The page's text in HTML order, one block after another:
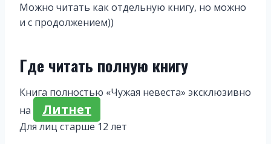
Можно читать как отдельную книгу, но можно
и с продолжением))
Где читать полную книгу
Книга полностью «Чужая невеста» эксклюзивно
на
Литнет
Для лиц старше 12 лет